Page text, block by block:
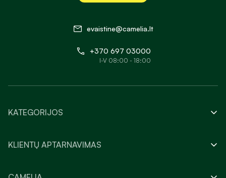
evaistine@camelia.lt
+370 697 03000
I-V 08:00 - 18:00
KATEGORIJOS
KLIENTŲ APTARNAVIMAS